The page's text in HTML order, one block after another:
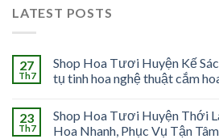
LATEST POSTS
27
Th7
Shop Hoa Tươi Huyện Kế
tụ tinh hoa nghệ thuật cắm
23
Th7
Shop Hoa Tươi Huyện Thới
Hoa Nhanh, Phục Vụ Tận Tâm